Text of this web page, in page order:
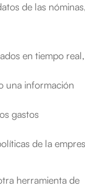
de las nóminas,
en tiempo real,
una información
gastos
de la
herramienta de